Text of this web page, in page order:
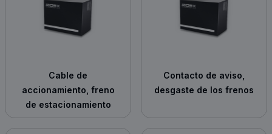
Cable de
accionamiento, freno
de estacionamiento
Contacto de aviso,
desgaste de los frenos